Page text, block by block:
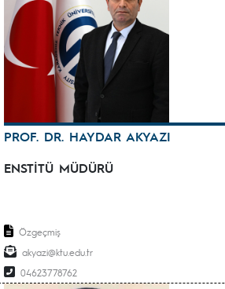
PROF. DR. HAYDAR AKYAZI
ENSTİTÜ MÜDÜRÜ
Özgeçmiş
akyazi@ktu.edu.tr
04623778762